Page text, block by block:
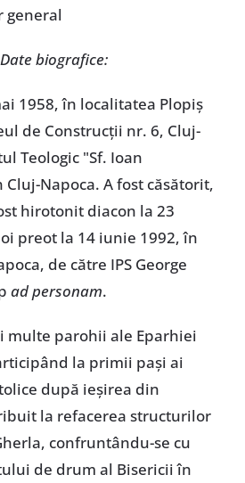
general
biografice:
1958, în localitatea Plopiş
de Construcţii nr. 6, Cluj-
Teologic "Sf. Ioan
Napoca. A fost căsătorit,
hirotonit diacon la 23
preot la 14 iunie 1992, în
de către IPS George
ad personam.
multe parohii ale Eparhiei
la primii paşi ai
după ieşirea din
la refacerea structurilor
confruntându-se cu
de drum al Bisericii în